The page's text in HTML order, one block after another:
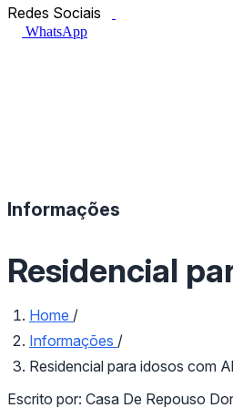
Redes Sociais
WhatsApp
Informações
Residencial
Home /
Informações /
Residencial para idosos com
Escrito por: Casa De Repouso